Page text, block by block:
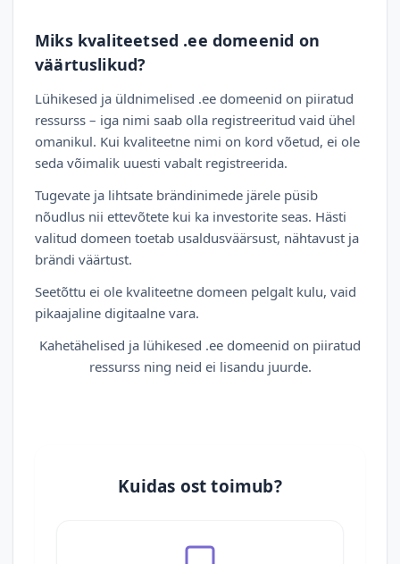
Miks kvaliteetsed .ee domeenid on
väärtuslikud?
Lühikesed ja üldnimelised .ee domeenid on piiratud
ressurss – iga nimi saab olla registreeritud vaid ühel
omanikul. Kui kvaliteetne nimi on kord võetud, ei ole
seda võimalik uuesti vabalt registreerida.
Tugevate ja lihtsate brändinimede järele püsib
nõudlus nii ettevõtete kui ka investorite seas. Hästi
valitud domeen toetab usaldusväärsust, nähtavust ja
brändi väärtust.
Seetõttu ei ole kvaliteetne domeen pelgalt kulu, vaid
pikaajaline digitaalne vara.
Kahetähelised ja lühikesed .ee domeenid on piiratud
ressurss ning neid ei lisandu juurde.
Kuidas ost toimub?